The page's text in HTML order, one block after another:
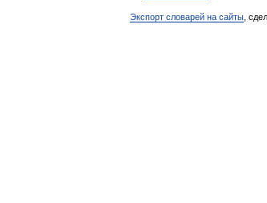
Экспорт словарей на сайты ,